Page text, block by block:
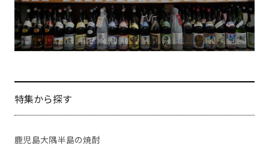
特集から探す
鹿児島大隅半島の焼酎